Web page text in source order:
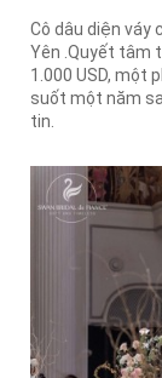
Cô dâu diện váy
Yên .Quyết tâm
1.000 USD, một
suốt một năm
tin.